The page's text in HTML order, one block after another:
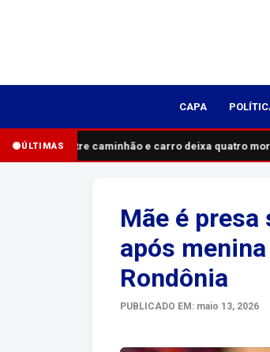
CAPA
ÚLTIMAS
Acidente entre caminhão e carro deixa quatro
Mãe é
após
Rondônia
PUBLICADO EM: maio 13, 2026